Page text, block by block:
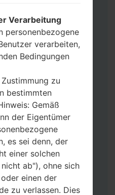
flashen und auf die
zurücksetzen
CSC_***, in einem
Sie HOME_CSC_***
das Gerät aus und
Modus. Alle
, Lautstärke- und
und Leiser-Tasten
Sie das Telefon mit
den PC an.
, Lauter- und
Verarbeitung
personenbezogene
verarbeiten,
Bedingungen
zu
bestimmten
Gemäß
der Eigentümer
es sei denn, der
einer solchen
ab"), ohne sich
einen der
zu verlassen. Dies